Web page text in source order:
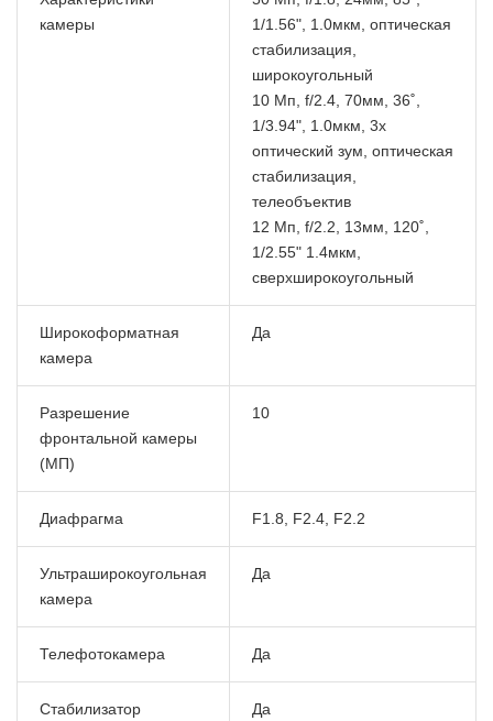
камеры
1/1.56", 1.0мкм, оптическая
стабилизация,
широкоугольный
10 Мп, f/2.4, 70мм, 36˚,
1/3.94", 1.0мкм, 3x
оптический зум, оптическая
стабилизация,
телеобъектив
12 Мп, f/2.2, 13мм, 120˚,
1/2.55" 1.4мкм,
сверхширокоугольный
Широкоформатная
камера
Да
Разрешение
фронтальной камеры
(МП)
10
Диафрагма F1.8, F2.4, F2.2
Ультраширокоугольная
камера
Да
Телефотокамера Да
Стабилизатор
Да